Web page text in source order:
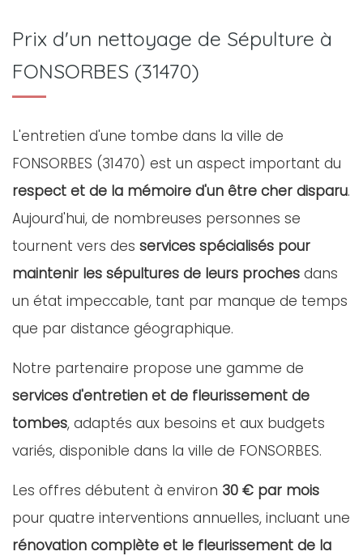
Prix d'un nettoyage de Sépulture à
FONSORBES (31470)
L'entretien d'une tombe dans la ville de
FONSORBES (31470) est un aspect important du
respect et de la mémoire d'un être cher disparu.
Aujourd'hui, de nombreuses personnes se
tournent vers des services spécialisés pour
maintenir les sépultures de leurs proches dans
un état impeccable, tant par manque de temps
que par distance géographique.
Notre partenaire propose une gamme de
services d'entretien et de fleurissement de
tombes, adaptés aux besoins et aux budgets
variés, disponible dans la ville de FONSORBES.
Les offres débutent à environ 30 € par mois
pour quatre interventions annuelles, incluant une
rénovation complète et le fleurissement de la